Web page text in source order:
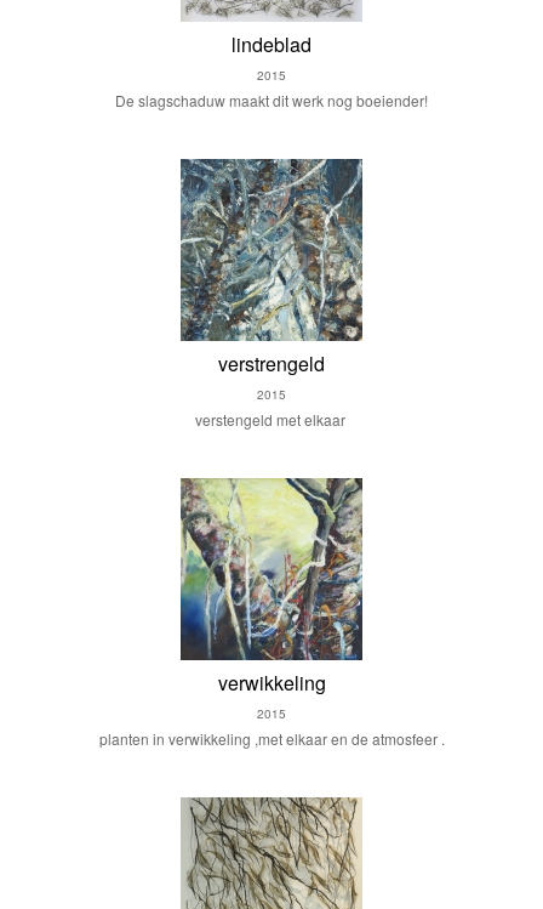
lindeblad
2015
De slagschaduw maakt dit werk nog boeiender!
verstrengeld
2015
verstengeld met elkaar
verwikkeling
2015
planten in verwikkeling ,met elkaar en de atmosfeer .